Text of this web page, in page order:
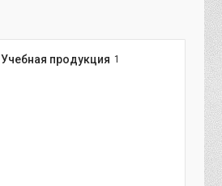
Учебная продукция 1